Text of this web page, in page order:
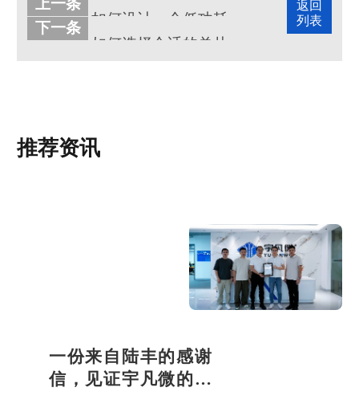
返回
列表
上一条
下一条
推荐资讯
一份来自陆丰的感谢
信，见证宇凡微的社